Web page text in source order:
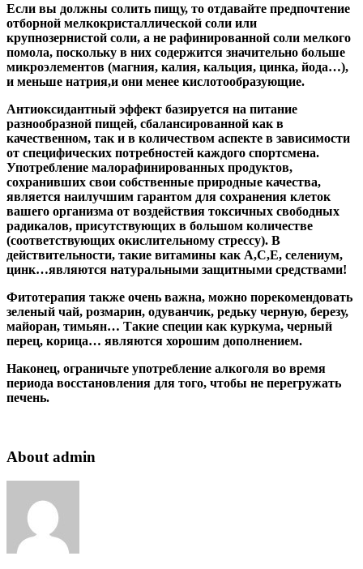
Если вы должны солить пищу, то отдавайте предпочтение
отборной мелкокристаллической соли или
крупнозернистой соли, а не рафинированной соли мелкого
помола, поскольку в них содержится значительно больше
микроэлементов (магния, калия, кальция, цинка, йода…),
и меньше натрия,и они менее кислотообразующие.
Антиоксидантный эффект базируется на питание
разнообразной пищей, сбалансированной как в
качественном, так и в количеством аспекте в зависимости
от специфических потребностей каждого спортсмена.
Употребление малорафинированных продуктов,
сохранивших свои собственные природные качества,
является наилучшим гарантом для сохранения клеток
вашего организма от воздействия токсичных свободных
радикалов, присутствующих в большом количестве
(соответствующих окислительному стрессу). В
действительности, такие витамины как А,С,Е, селениум,
цинк…являются натуральными защитными средствами!
Фитотерапия также очень важна, можно порекомендовать
зеленый чай, розмарин, одуванчик, редьку черную, березу,
майоран, тимьян… Такие специи как куркума, черный
перец, корица… являются хорошим дополнением.
Наконец, ограничьте употребление алкоголя во время
периода восстановления для того, чтобы не перегружать
печень.
About admin